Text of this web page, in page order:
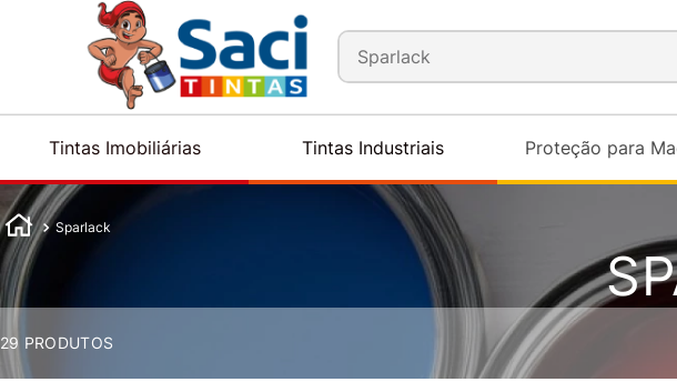
Busque tintas, acessórios e muito mais...
Tintas Imobiliárias Tintas Industriais Proteção para
Sparlack
29 PRODUTOS